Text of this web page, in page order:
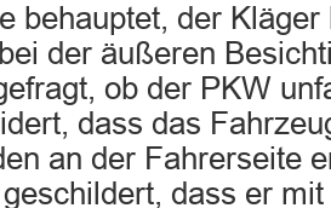
behauptet, der
der äußeren
ob der PKW
dass das
an der Fahrerseite
dass er